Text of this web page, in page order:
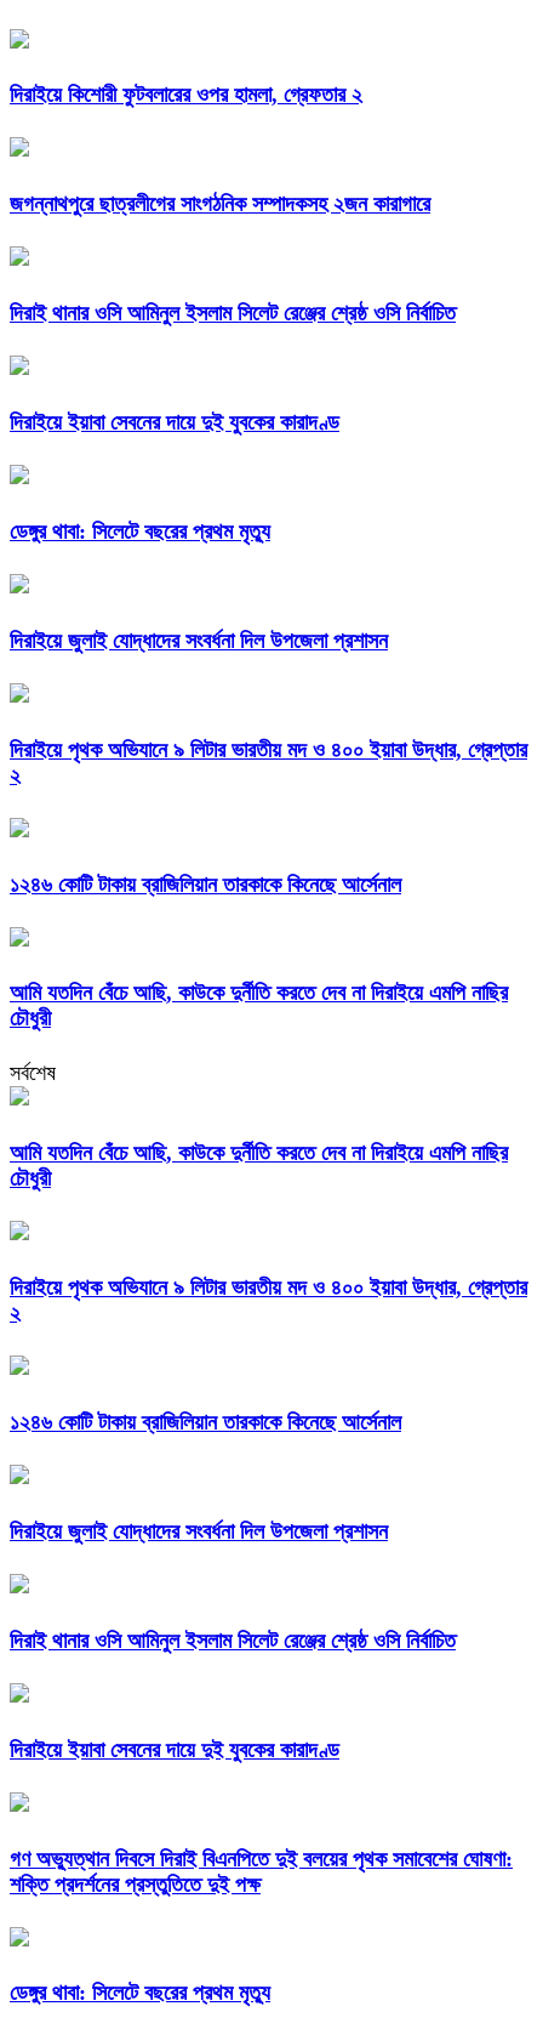
দিরাইয়ে কিশোরী ফুটবলারের ওপর হামলা, গ্রেফতার ২
জগন্নাথপুরে ছাত্রলীগের সাংগঠনিক সম্পাদকসহ ২জন কারাগারে
দিরাই থানার ওসি আমিনুল ইসলাম সিলেট রেঞ্জের শ্রেষ্ঠ ওসি নির্বাচিত
দিরাইয়ে ইয়াবা সেবনের দায়ে দুই যুবকের কারাদণ্ড
ডেঙ্গুর থাবা: সিলেটে বছরের প্রথম মৃত্যু
দিরাইয়ে জুলাই যোদ্ধাদের সংবর্ধনা দিল উপজেলা প্রশাসন
দিরাইয়ে পৃথক অভিযানে ৯ লিটার ভারতীয় মদ ও ৪০০ ইয়াবা উদ্ধার, গ্রেপ্তার
২
১২৪৬ কোটি টাকায় ব্রাজিলিয়ান তারকাকে কিনেছে আর্সেনাল
আমি যতদিন বেঁচে আছি, কাউকে দুর্নীতি করতে দেব না দিরাইয়ে এমপি নাছির
চৌধুরী
সর্বশেষ
আমি যতদিন বেঁচে আছি, কাউকে দুর্নীতি করতে দেব না দিরাইয়ে এমপি নাছির
চৌধুরী
দিরাইয়ে পৃথক অভিযানে ৯ লিটার ভারতীয় মদ ও ৪০০ ইয়াবা উদ্ধার, গ্রেপ্তার
২
১২৪৬ কোটি টাকায় ব্রাজিলিয়ান তারকাকে কিনেছে আর্সেনাল
দিরাইয়ে জুলাই যোদ্ধাদের সংবর্ধনা দিল উপজেলা প্রশাসন
দিরাই থানার ওসি আমিনুল ইসলাম সিলেট রেঞ্জের শ্রেষ্ঠ ওসি নির্বাচিত
দিরাইয়ে ইয়াবা সেবনের দায়ে দুই যুবকের কারাদণ্ড
গণ অভ্যুত্থান দিবসে দিরাই বিএনপিতে দুই বলয়ের পৃথক সমাবেশের ঘোষণা:
শক্তি প্রদর্শনের প্রস্তুতিতে দুই পক্ষ
ডেঙ্গুর থাবা: সিলেটে বছরের প্রথম মৃত্যু